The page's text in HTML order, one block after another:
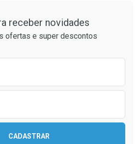
receber novidades
ofertas e super descontos
CADASTRAR